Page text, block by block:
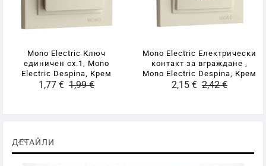
Mono Electric Ключ
единичен сх.1, Mono
Electric Despina, Крем
1,77 € 1,99 €
Mono Electric Електрически
контакт за вграждане ,
Mono Electric Despina, Крем
2,15 € 2,42 €
ДЕТАЙЛИ